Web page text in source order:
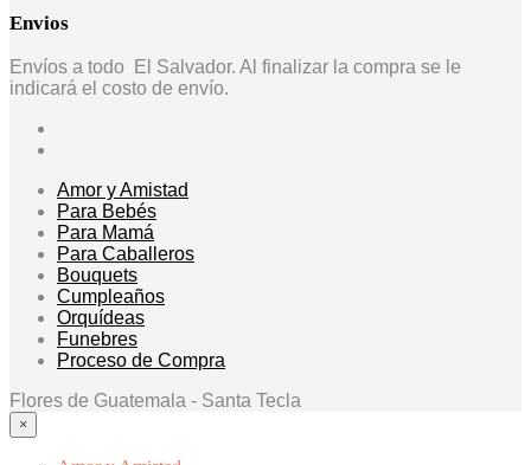
Envios
Envíos a todo El Salvador. Al finalizar la compra se le
indicará el costo de envío.
Amor y Amistad
Para Bebés
Para Mamá
Para Caballeros
Bouquets
Cumpleaños
Orquídeas
Funebres
Proceso de Compra
Flores de Guatemala - Santa Tecla
×